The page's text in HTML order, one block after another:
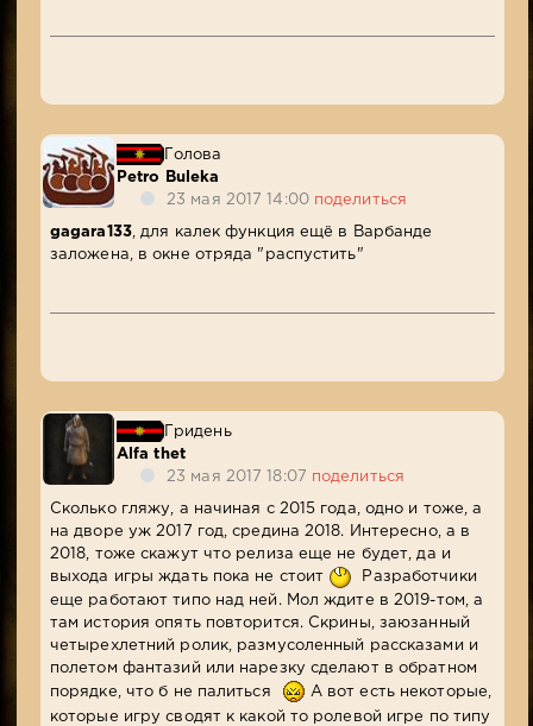
Голова
Petro Buleka
23 мая 2017 14:00 поделиться
gagara133, для калек функция ещё в Варбанде
заложена, в окне отряда "распустить"
Гридень
Alfa thet
23 мая 2017 18:07 поделиться
Сколько гляжу, а начиная с 2015 года, одно и тоже, а
на дворе уж 2017 год, средина 2018. Интересно, а в
2018, тоже скажут что релиза еще не будет, да и
выхода игры ждать пока не стоит
Разработчики
еще работают типо над ней. Мол ждите в 2019-том, а
там история опять повторится. Скрины, заюзанный
четырехлетний ролик, размусоленный рассказами и
полетом фантазий или нарезку сделают в обратном
порядке, что б не палиться
А вот есть некоторые,
которые игру сводят к какой то ролевой игре по типу